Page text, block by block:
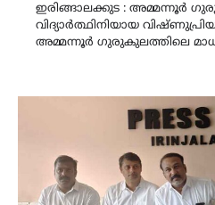
ഇരിങ്ങാലക്കുട : അമ്മന്നൂർ
വിദ്യാർത്ഥിനിയായ
അമ്മന്നൂർ ഗുരുകുലത്തിലെ